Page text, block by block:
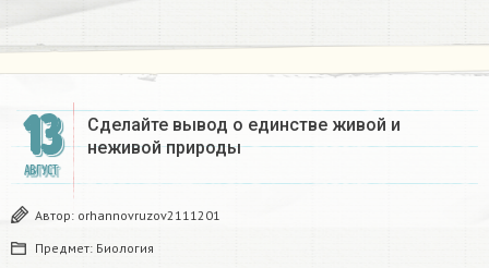
13
АВГУСТ
Сделайте вывод о единстве живой и
неживой природы
Автор: orhannovruzov2111201
Предмет: Биология